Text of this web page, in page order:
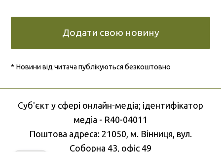
Додати свою новину
* Новини від читача публікуються безкоштовно
Cуб'єкт у сфері онлайн-медіа; ідентифікатор
медіа - R40-04011
Поштова адреса: 21050, м. Вінниця, вул.
Соборна 43, офіс 49